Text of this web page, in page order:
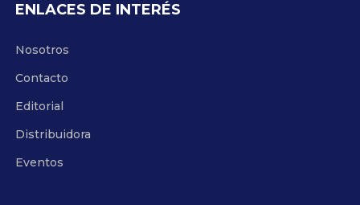
ENLACES DE INTERÉS
Nosotros
Contacto
Editorial
Distribuidora
Eventos